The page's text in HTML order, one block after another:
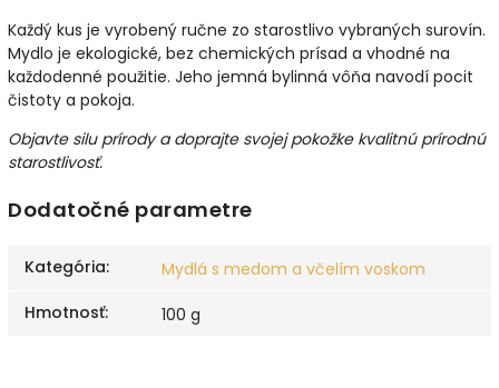
Každý kus je vyrobený ručne zo starostlivo vybraných surovín.
Mydlo je ekologické, bez chemických prísad a vhodné na
každodenné použitie. Jeho jemná bylinná vôňa navodí pocit
čistoty a pokoja.
Objavte silu prírody a doprajte svojej pokožke kvalitnú prírodnú
starostlivosť.
Dodatočné parametre
Kategória:
Mydlá s medom a včelím voskom
Hmotnosť: 100 g